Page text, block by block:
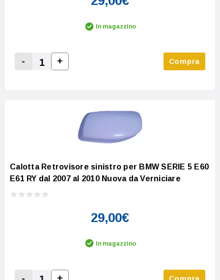
In magazzino
Decrease Quantity:
-
Increase Quantity:
+ Compra
Calotta Retrovisore sinistro per BMW SERIE 5 E60
E61 RY dal 2007 al 2010 Nuova da Verniciare
29,00€
In magazzino
- + Compra